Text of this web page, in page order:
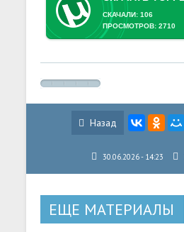
СКАЧАЛИ: 106
ПРОСМОТРОВ: 2710
Назад
30.06.2026 - 14:23
ЕЩЕ МАТЕРИАЛЫ